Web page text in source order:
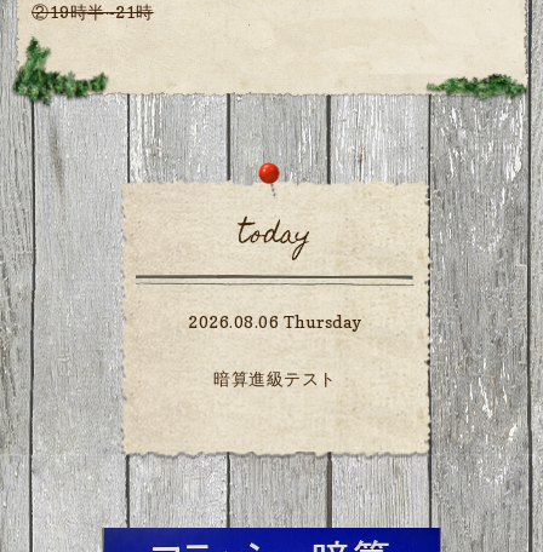
②19時半~21時
today
2026.08.06 Thursday
暗算進級テスト